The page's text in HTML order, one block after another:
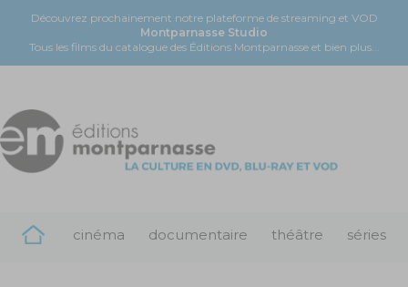
Découvrez prochainement notre plateforme de streaming et VOD
Montparnasse Studio
Tous les films du catalogue des Éditions Montparnasse et bien plus...
cinéma documentaire théâtre séries